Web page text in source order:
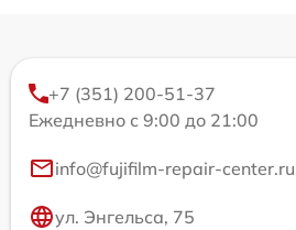
+7 (351) 200-51-37
Ежедневно с 9:00 до 21:00
info@fujifilm-repair-center.ru
ул. Энгельса, 75